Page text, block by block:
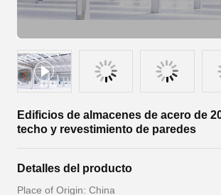
Edificios de almacenes de acero de
techo y revestimiento de paredes
Detalles del producto
Place of Origin: China